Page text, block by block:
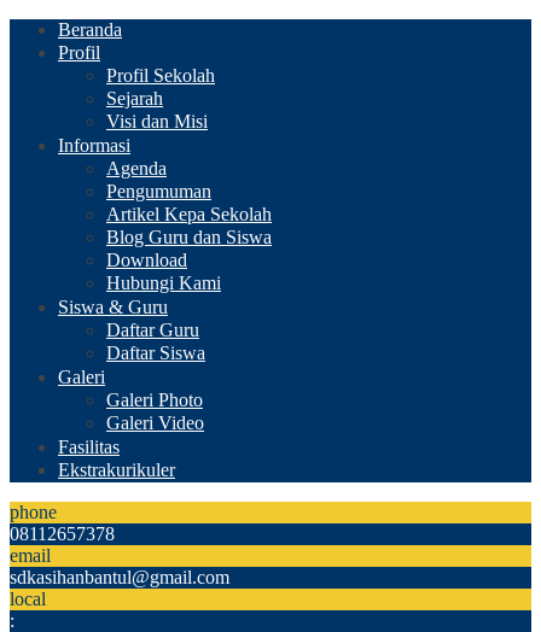
Beranda
Profil
Profil Sekolah
Sejarah
Visi dan Misi
Informasi
Agenda
Pengumuman
Artikel Kepa Sekolah
Blog Guru dan Siswa
Download
Hubungi Kami
Siswa & Guru
Daftar Guru
Daftar Siswa
Galeri
Galeri Photo
Galeri Video
Fasilitas
Ekstrakurikuler
phone
08112657378
email
sdkasihanbantul@gmail.com
local
: